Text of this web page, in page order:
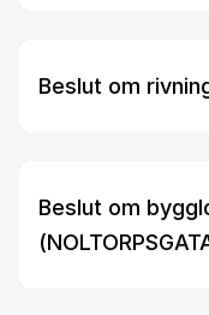
Beslut om
Beslut om